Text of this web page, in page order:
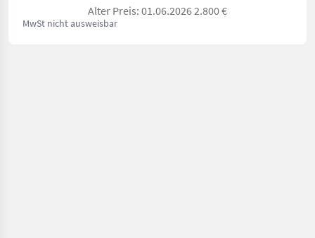
Alter Preis: 01.06.2026 2.800 €
MwSt nicht ausweisbar